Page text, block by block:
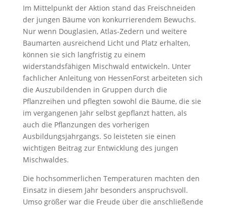
Im Mittelpunkt der Aktion stand das Freischneiden
der jungen Bäume von konkurrierendem Bewuchs.
Nur wenn Douglasien, Atlas-Zedern und weitere
Baumarten ausreichend Licht und Platz erhalten,
können sie sich langfristig zu einem
widerstandsfähigen Mischwald entwickeln. Unter
fachlicher Anleitung von HessenForst arbeiteten sich
die Auszubildenden in Gruppen durch die
Pflanzreihen und pflegten sowohl die Bäume, die sie
im vergangenen Jahr selbst gepflanzt hatten, als
auch die Pflanzungen des vorherigen
Ausbildungsjahrgangs. So leisteten sie einen
wichtigen Beitrag zur Entwicklung des jungen
Mischwaldes.
Die hochsommerlichen Temperaturen machten den
Einsatz in diesem Jahr besonders anspruchsvoll.
Umso größer war die Freude über die anschließende